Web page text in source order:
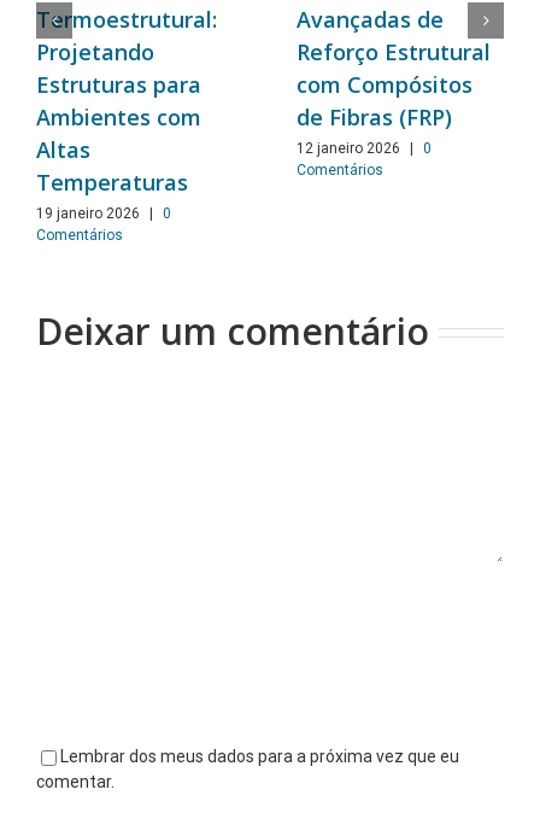
Termoestrutural:
Projetando
Estruturas para
Ambientes com
Altas
Temperaturas
19 janeiro 2026
0
Comentários
Avançadas de
Reforço Estrutural
com Compósitos
de Fibras (FRP)
12 janeiro 2026
0
Comentários
Deixar um comentário
Lembrar dos meus dados para a próxima vez que eu
comentar.